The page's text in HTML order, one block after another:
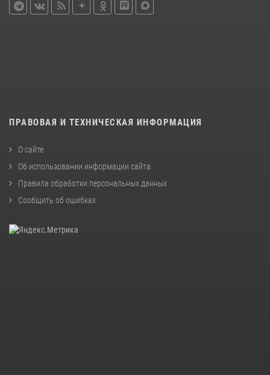
ПРАВОВАЯ И ТЕХНИЧЕСКАЯ ИНФОРМАЦИЯ
О сайте
Об использовании информации сайта
Правила обработки персональных данных
Сообщить об ошибках